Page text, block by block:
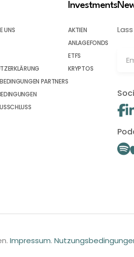
UNS
PARTNERS
Investments
AKTIEN
ANLAGEFONDS
ETFS
KRYPTOS
Impressum.